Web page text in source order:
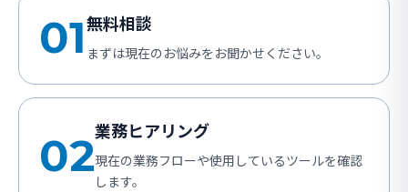
01無料相談
まずは現在のお悩みをお聞かせください。
02業務ヒアリング
現在の業務フローや使用しているツールを確認
します。